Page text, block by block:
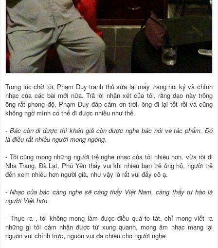
Trong lúc chờ tôi, Phạm Duy tranh thủ sửa lại mấy trang hồi ký và chỉnh
nhạc của các bài mới nữa. Trả lời nhận xét của tôi, rằng dạo này trông
ông rất phong độ, Phạm Duy đáp cảm ơn trời, ông đi lại tốt rồi và cũng
không ngờ mình có thể đi được nhiều như thế.
- Bác còn đi được thì khán giả còn dược nghe bác nói về tác phẩm. Đó
là điều rất nhiều người mong ngóng.
- Tôi cũng mong những người trẻ nghe nhạc của tôi nhiều hơn, vừa rồi đi
Nha Trang, Đà Lạt, Phú Yên thấy vui khi nhiều bạn trẻ ủng hộ, người trẻ
đến xem nhiều hơn người già, như vậy là rất vui đấy cô ạ.
- Nhạc của bác càng nghe sẽ càng thấy Việt Nam, càng thấy tự hào là
người Việt hơn.
- Thực ra , tôi không mong làm được điều quá to tát, chỉ mong viết ra
những gì tôi cảm nhận được từ xung quanh, mong âm nhạc mang lại
nguồn vui chính trực, nguồn vui đa chiều cho người nghe.